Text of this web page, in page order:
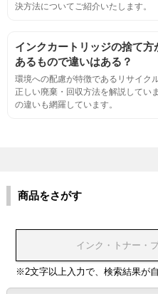
互
互換性テスト用のサンプルを印
浸透性テスト用のサンプルを
任意の色を背景として使用し、
決方法についてご紹介いたします。
インクカートリッジの捨て
あるもので違いはある？
環境への配慮が特徴であるリサイク
正しい廃棄・回収方法を解説してい
の違いも網羅しています。
商品をさがす
※2文字以上入力で、検索結果が